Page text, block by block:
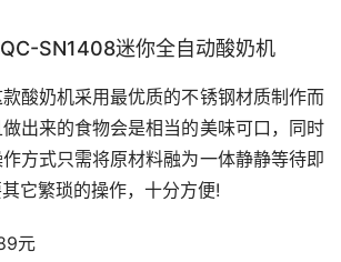
SN1408迷你全自动酸奶机
奶机采用最优质的不锈钢材质制作而
出来的食物会是相当的美味可口，同时
方式只需将原材料融为一体静静等待即
它繁琐的操作，十分方便!
元